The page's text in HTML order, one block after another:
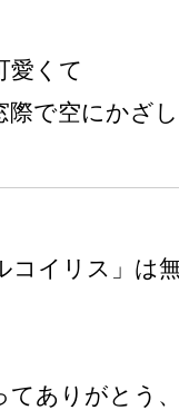
愛くて
際で空にかざ
コイリス」は
てありがとう